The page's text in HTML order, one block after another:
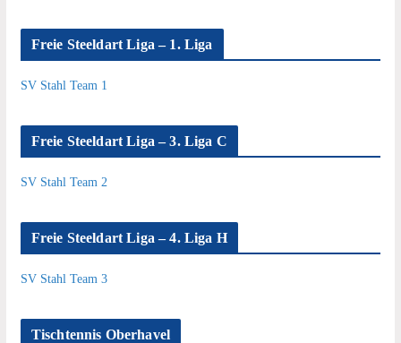
Freie Steeldart Liga – 1. Liga
SV Stahl Team 1
Freie Steeldart Liga – 3. Liga C
SV Stahl Team 2
Freie Steeldart Liga – 4. Liga H
SV Stahl Team 3
Tischtennis Oberhavel